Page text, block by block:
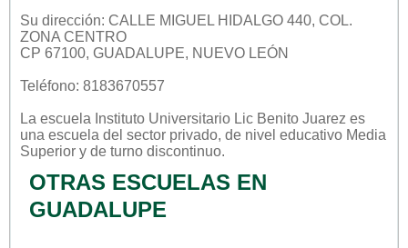
Su dirección: CALLE MIGUEL HIDALGO 440, COL.
ZONA CENTRO
CP 67100, GUADALUPE, NUEVO LEÓN
Teléfono: 8183670557
La escuela Instituto Universitario Lic Benito Juarez es
una escuela del sector privado, de nivel educativo Media
Superior y de turno discontinuo.
OTRAS ESCUELAS EN
GUADALUPE